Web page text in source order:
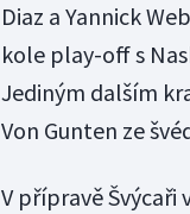
Diaz a Yannick
kole play-off s
Jediným dalším
Von Gunten ze
V přípravě Švýcaři